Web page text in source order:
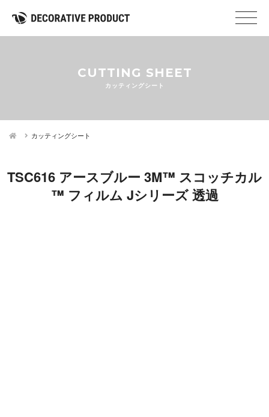
CUTTING SHEET
カッティングシート
カッティングシート
TSC616 アースブルー 3M™ スコッチカル
™ フィルム Jシリーズ 透過